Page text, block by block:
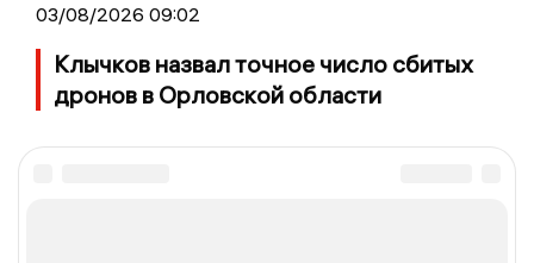
03/08/2026 09:02
Клычков назвал точное число сбитых
дронов в Орловской области